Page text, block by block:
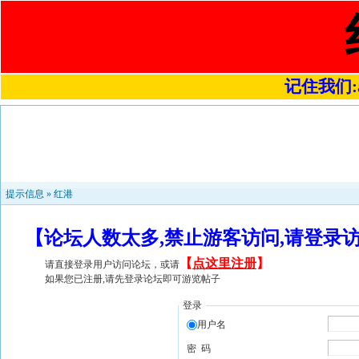
记住我们
提示信息 » 红港
【论坛人数太多,禁止游客访问,请登
请直接登录用户访问论坛，或请 【 点这里注册】
如果您已注册,请先登录论坛即可游览帖子
登录
用户名
密 码